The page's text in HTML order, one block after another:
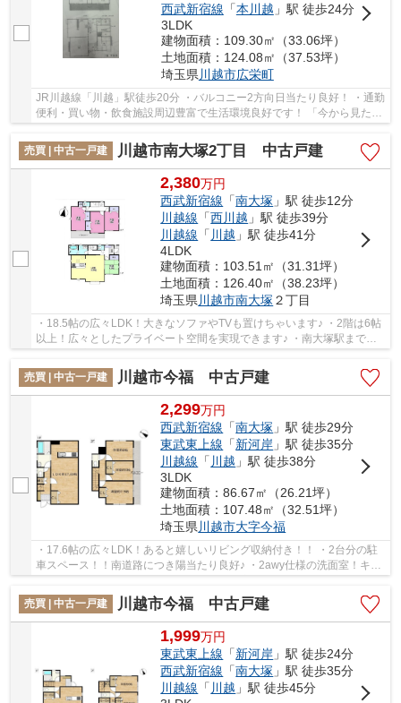
西武新宿線 「本川越 」駅 徒歩24分
3LDK
建物面積：109.30㎡（33.06坪）
土地面積：124.08㎡（37.53坪）
埼玉県 川越市広栄町
JR川越線「川越」駅徒歩20分 ・バルコニー2方向日当たり良好！ ・通勤
便利・買い物・飲食施設周辺豊富で生活環境良好です！ 「今から見た
い」大歓迎です。いつでもお気軽にお声がけ...
売買 | 中古一戸建
川越市南大塚2丁目 中古戸建
2,380万円
西武新宿線 「南大塚 」駅 徒歩12分
川越線 「西川越 」駅 徒歩39分
川越線 「 川越 」駅 徒歩41分
4LDK
建物面積：103.51㎡（31.31坪）
土地面積：126.40㎡（38.23坪）
埼玉県川越市南大塚２丁目
・18.5帖の広々LDK！大きなソファやTVも置けちゃいます♪ ・2階は6帖
以上！広々としたプライベート空間を実現できます♪ ・南大塚駅まで徒
売買 | 中古一戸建
川越市今福 中古戸建
2,299万円
西武新宿線 「南大塚 」駅 徒歩29分
東武東上線 「新河岸 」駅 徒歩35分
川越線 「 川越 」駅 徒歩38分
3LDK
建物面積：86.67㎡（26.21坪）
土地面積：107.48㎡（32.51坪）
埼玉県川越市大字今福
・17.6帖の広々LDK！あると嬉しいリビング収納付き！！ ・2台分の駐
車スペース！！南道路につき陽当たり良好♪ ・2awy仕様の洗面室！キッ
売買 | 中古一戸建
川越市今福 中古戸建
1,999万円
東武東上線 「新河岸 」駅 徒歩24分
西武新宿線 「南大塚 」駅 徒歩35分
川越線 「 川越 」駅 徒歩45分